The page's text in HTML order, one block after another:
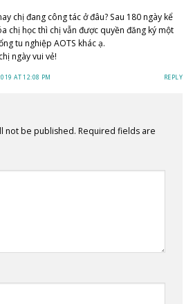
chị đang công tác ở đâu? Sau 180 ngày kể
chị học thì chị vẫn được quyền đăng ký một
tu nghiệp AOTS khác ạ.
ngày vui vẻ!
AT 12:08 PM REPLY
not be published. Required fields are